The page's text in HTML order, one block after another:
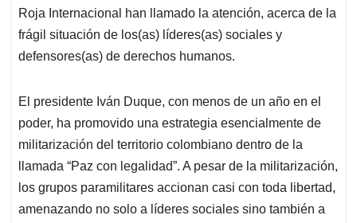
Roja Internacional han llamado la atención, acerca de la
frágil situación de los(as) líderes(as) sociales y
defensores(as) de derechos humanos.
El presidente Iván Duque, con menos de un año en el
poder, ha promovido una estrategia esencialmente de
militarización del territorio colombiano dentro de la
llamada “Paz con legalidad”. A pesar de la militarización,
los grupos paramilitares accionan casi con toda libertad,
amenazando no solo a líderes sociales sino también a